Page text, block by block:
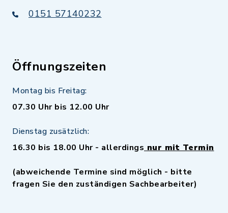
0151 57140232
Öffnungszeiten
Montag bis Freitag:
07.30 Uhr bis 12.00 Uhr
Dienstag zusätzlich:
16.30 bis 18.00 Uhr - allerdings nur mit Termin
(abweichende Termine sind möglich - bitte
fragen Sie den zuständigen Sachbearbeiter)